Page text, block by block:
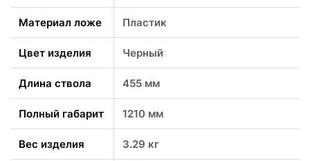
Материал ложе Пластик
Цвет изделия Черный
Длина ствола 455 мм
Полный габарит 1210 мм
Вес изделия 3.29 кг